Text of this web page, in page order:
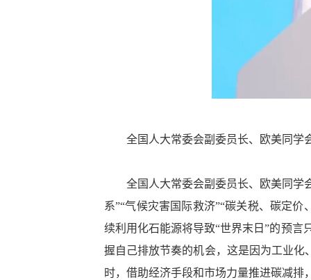
全国人大常委会副委员长、欧美同学
全国人大常委会副委员长、欧美同学会
系”“气候灾害国际救济”“碳关税、碳定
续利用化石能源将导致“世界末日”的预
握自己排放节奏的机会，这是因为工业化
时，借助经济手段和市场力量推进碳减